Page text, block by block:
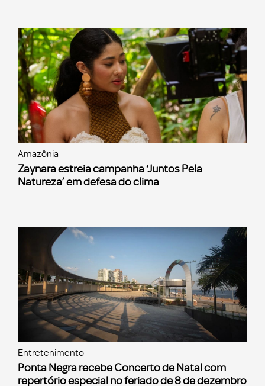
Amazônia
Zaynara estreia campanha ‘Juntos Pela
Natureza’ em defesa do clima
Entretenimento
Ponta Negra recebe Concerto de Natal com
repertório especial no feriado de 8 de dezembro